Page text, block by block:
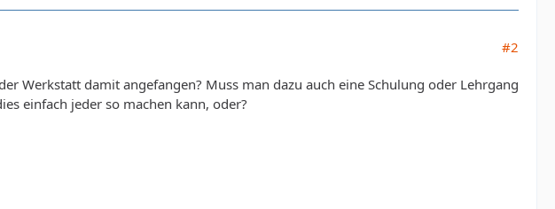
#2
Werkstatt damit angefangen? Muss man dazu auch eine Schulung oder Lehrgang
einfach jeder so machen kann, oder?